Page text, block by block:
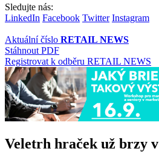
Sledujte nás:
LinkedIn Facebook Twitter Instagram
Aktuální číslo RETAIL NEWS
Stáhnout PDF
Registrovat k odběru RETAIL NEWS
Veletrh hraček už brzy